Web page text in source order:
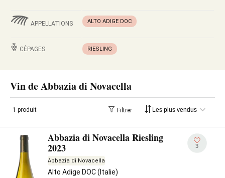
APPELLATIONS ALTO ADIGE DOC
CÉPAGES RIESLING
Vin de Abbazia di Novacella
1 produit Filtrer
Abbazia di Novacella Riesling
2023
Abbazia di Novacella
Alto Adige DOC (Italie)
3